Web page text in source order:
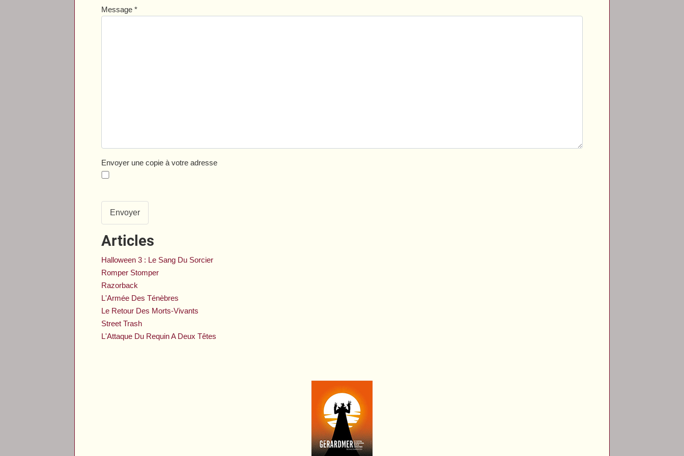
Message *
Envoyer une copie à votre adresse
Envoyer
Articles
Halloween 3 : Le Sang Du Sorcier
Romper Stomper
Razorback
L'Armée Des Ténèbres
Le Retour Des Morts-Vivants
Street Trash
L'Attaque Du Requin A Deux Têtes